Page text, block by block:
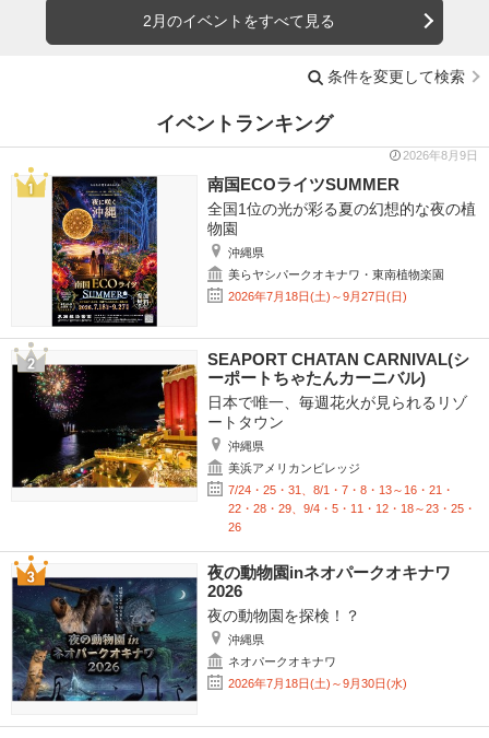
2月のイベントをすべて見る
条件を変更して検索
イベントランキング
2026年8月9日
南国ECOライツSUMMER
全国1位の光が彩る夏の幻想的な夜の植
物園
沖縄県
美らヤシパークオキナワ・東南植物楽園
2026年7月18日(土)～9月27日(日)
SEAPORT CHATAN CARNIVAL(シ
ーポートちゃたんカーニバル)
日本で唯一、毎週花火が見られるリゾ
ートタウン
沖縄県
美浜アメリカンビレッジ
7/24・25・31、8/1・7・8・13～16・21・
22・28・29、9/4・5・11・12・18～23・25・
26
夜の動物園inネオパークオキナワ
2026
夜の動物園を探検！？
沖縄県
ネオパークオキナワ
2026年7月18日(土)～9月30日(水)